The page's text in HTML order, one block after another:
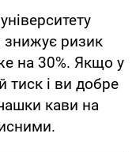
ризик
на 30%. Якщо у
тиск і ви добре
кави на